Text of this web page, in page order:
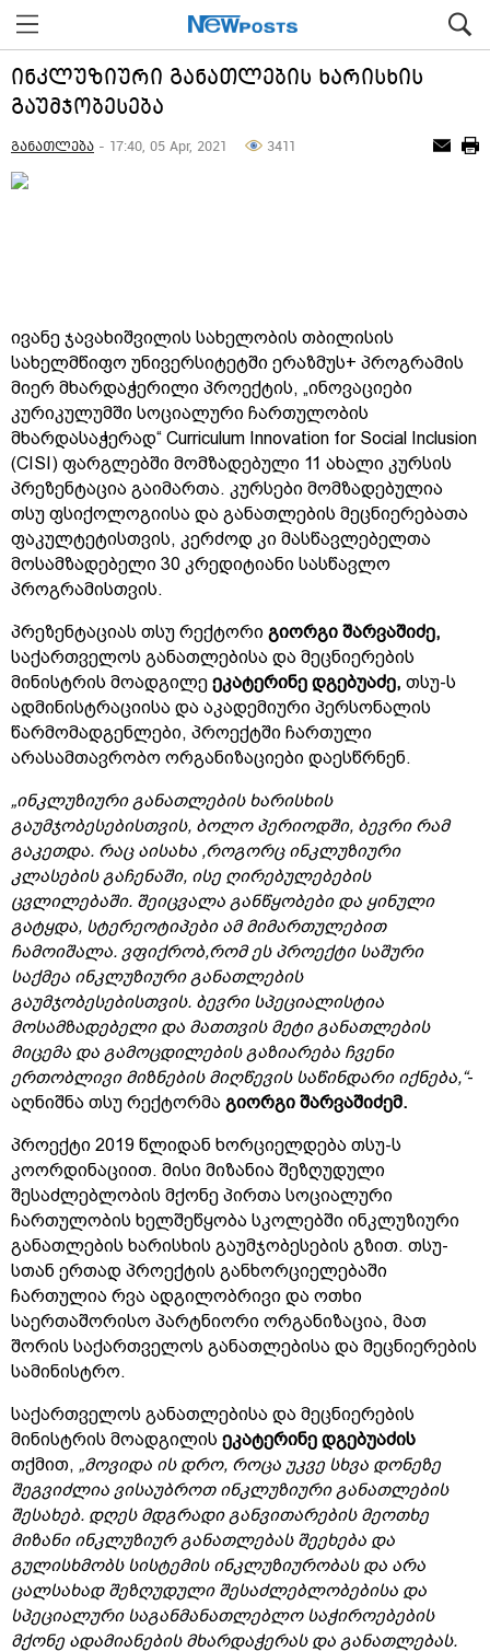
ინკლუზიური განათლების ხარისხის
გაუმჯობესება
განათლება - 17:40, 05 Apr, 2021 3411
ივანე ჯავახიშვილის სახელობის თბილისის
სახელმწიფო უნივერსიტეტში ერაზმუს+ პროგრამის
მიერ მხარდაჭერილი პროექტის, „ინოვაციები
კურიკულუმში სოციალური ჩართულობის
მხარდასაჭერად“ Curriculum Innovation for Social Inclusion
(CISI) ფარგლებში მომზადებული 11 ახალი კურსის
პრეზენტაცია გაიმართა. კურსები მომზადებულია
თსუ ფსიქოლოგიისა და განათლების მეცნიერებათა
ფაკულტეტისთვის, კერძოდ კი მასწავლებელთა
მოსამზადებელი 30 კრედიტიანი სასწავლო
პროგრამისთვის.
პრეზენტაციას თსუ რექტორი გიორგი შარვაშიძე,
საქართველოს განათლებისა და მეცნიერების
მინისტრის მოადგილე ეკატერინე დგებუაძე, თსუ-ს
ადმინისტრაციისა და აკადემიური პერსონალის
წარმომადგენლები, პროექტში ჩართული
არასამთავრობო ორგანიზაციები დაესწრნენ.
„ინკლუზიური განათლების ხარისხის
გაუმჯობესებისთვის, ბოლო პერიოდში, ბევრი რამ
გაკეთდა. რაც აისახა ,როგორც ინკლუზიური
კლასების გაჩენაში, ისე ღირებულებების
ცვლილებაში. შეიცვალა განწყობები და ყინული
გატყდა, სტერეოტიპები ამ მიმართულებით
ჩამოიშალა. ვფიქრობ,რომ ეს პროექტი საშური
საქმეა ინკლუზიური განათლების
გაუმჯობესებისთვის. ბევრი სპეციალისტია
მოსამზადებელი და მათთვის მეტი განათლების
მიცემა და გამოცდილების გაზიარება ჩვენი
ერთობლივი მიზნების მიღწევის საწინდარი იქნება,“-
აღნიშნა თსუ რექტორმა გიორგი შარვაშიძემ.
პროექტი 2019 წლიდან ხორციელდება თსუ-ს
კოორდინაციით. მისი მიზანია შეზღუდული
შესაძლებლობის მქონე პირთა სოციალური
ჩართულობის ხელშეწყობა სკოლებში ინკლუზიური
განათლების ხარისხის გაუმჯობესების გზით. თსუ-
სთან ერთად პროექტის განხორციელებაში
ჩართულია რვა ადგილობრივი და ოთხი
საერთაშორისო პარტნიორი ორგანიზაცია, მათ
შორის საქართველოს განათლებისა და მეცნიერების
სამინისტრო.
საქართველოს განათლებისა და მეცნიერების
მინისტრის მოადგილის ეკატერინე დგებუაძის
თქმით, „მოვიდა ის დრო, როცა უკვე სხვა დონეზე
შეგვიძლია ვისაუბროთ ინკლუზიური განათლების
შესახებ. დღეს მდგრადი განვითარების მეოთხე
მიზანი ინკლუზიურ განათლებას შეეხება და
გულისხმობს სისტემის ინკლუზიურობას და არა
ცალსახად შეზღუდული შესაძლებლობებისა და
სპეციალური საგანმანათლებლო საჭიროებების
მქონე ადამიანების მხარდაჭერას და განათლებას.